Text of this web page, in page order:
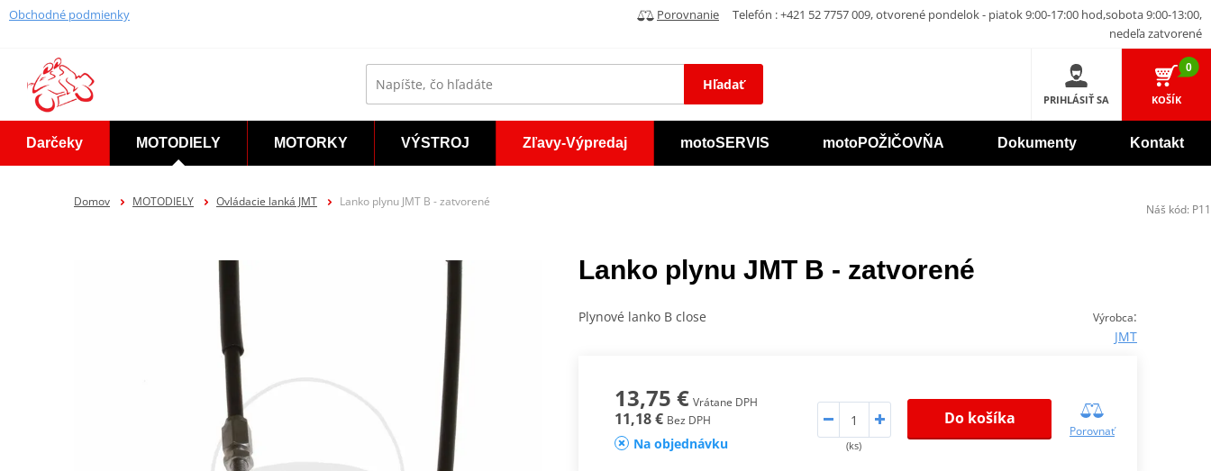
Obchodné podmienky Porovnanie
Telefón : +421 52 7757 009, otvorené pondelok - piatok 9:00-17:00 hod,sobota 9:00-13:00,
nedeľa zatvorené
Hľadať
PRIHLÁSIŤ SA
0
KOŠÍK
Darčeky MOTODIELY MOTORKY VÝSTROJ Zľavy-Výpredaj motoSERVIS motoPOŽIČOVŇA Dokumenty Kontakt
Domov MOTODIELY Ovládacie lanká JMT Lanko plynu JMT B - zatvorené
Lanko plynu JMT B - zatvorené
Výrobca:
JMT
Plynové lanko B close
13,75 € Vrátane DPH
11,18 € Bez DPH
Na objednávku (ks)
Do košíka
Porovnať
Náš kód: P11